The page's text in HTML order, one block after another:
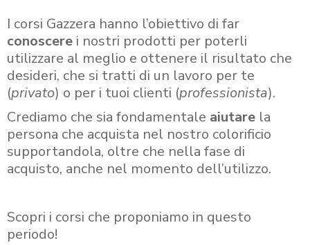
I corsi Gazzera hanno l’obiettivo di far
conoscere i nostri prodotti per poterli
utilizzare al meglio e ottenere il risultato che
desideri, che si tratti di un lavoro per te
(privato) o per i tuoi clienti (professionista).
Crediamo che sia fondamentale aiutare la
persona che acquista nel nostro colorificio
supportandola, oltre che nella fase di
acquisto, anche nel momento dell’utilizzo.
Scopri i corsi che proponiamo in questo
periodo!